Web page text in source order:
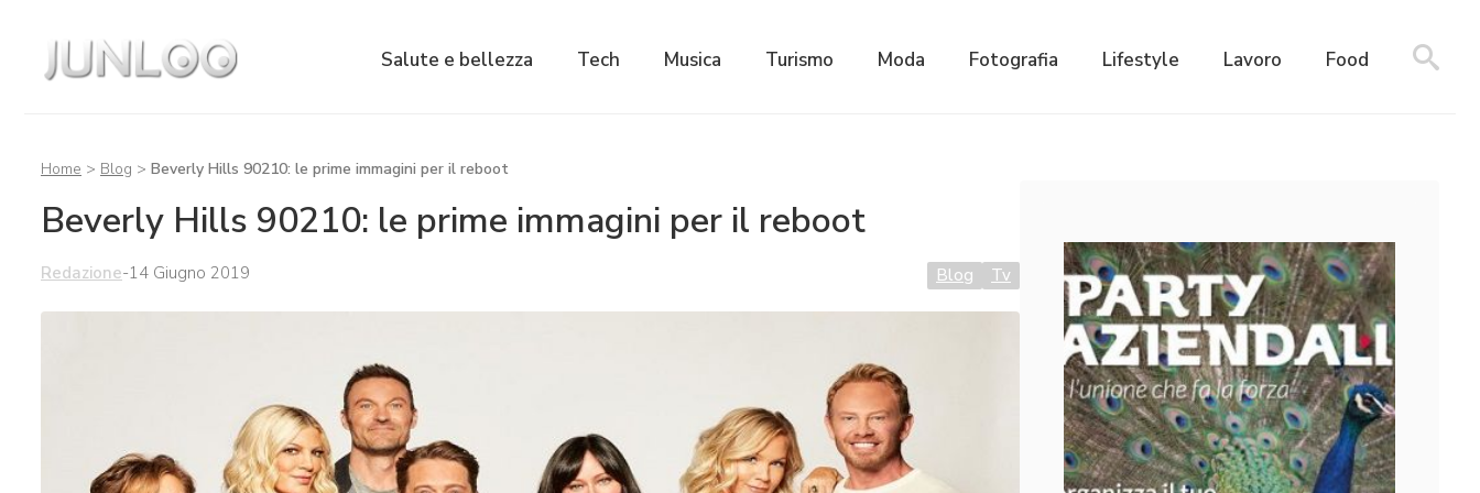
Salute e bellezza Tech Musica Turismo Moda Fotografia Lifestyle Lavoro Food
Home > Blog > Beverly Hills 90210: le prime immagini per il reboot
Beverly Hills 90210: le prime immagini per il reboot
Redazione-14 Giugno 2019 Blog Tv